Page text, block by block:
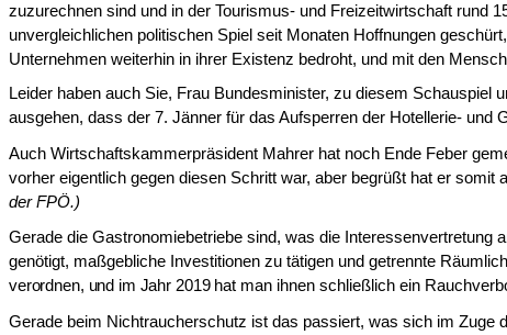
zuzurechnen sind und in der Tourismus- und Freizeitwirtschaft rund
unvergleichlichen politischen Spiel seit Monaten Hoffnungen
Unternehmen wei­terhin in ihrer Existenz bedroht, und mit den
Leider haben auch Sie, Frau Bundesminister, zu diesem
ausgehen, dass der 7. Jänner für das Aufsperren der Hotellerie-
Auch Wirtschaftskammerpräsident Mahrer hat noch Ende Feber
vorher eigentlich gegen diesen Schritt war, aber begrüßt hat er
der FPÖ.)
Gerade die Gastronomiebetriebe sind, was die
genötigt, maßgebliche Investitionen zu tätigen und ge­trennte
verordnen, und im Jahr 2019hat man ihnen schließlich ein
Gerade beim Nichtraucherschutz ist das passiert, was sich im Zuge